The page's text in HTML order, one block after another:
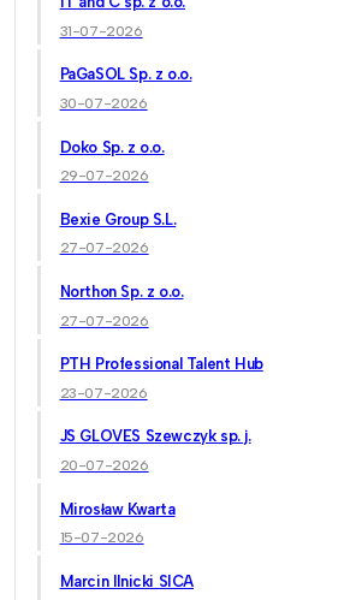
31-07-2026
PaGaSOL Sp. z o.o.
30-07-2026
Doko Sp. z o.o.
29-07-2026
Bexie Group S.L.
27-07-2026
Northon Sp. z o.o.
27-07-2026
PTH Professional Talent Hub
23-07-2026
JS GLOVES Szewczyk sp. j.
20-07-2026
Mirosław Kwarta
15-07-2026
Marcin Ilnicki SICA